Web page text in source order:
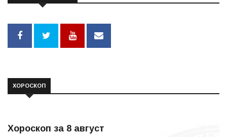
ХОРОСКОП
Хороскоп за 8 август